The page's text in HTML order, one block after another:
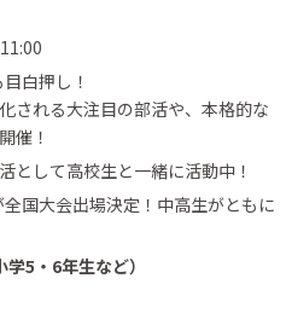
白押し！
される大注目の部活や、本格的な
催！
として高校生と一緒に活動中！
全国大会出場決定！中高生がともに
5・6年生など）